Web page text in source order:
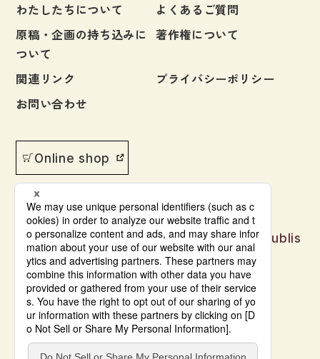
わたしたちについて
よくあるご質問
原稿・企画の持ち込みに
ついて
著作権について
関連リンク
プライバシーポリシー
お問い合わせ
Online shop
Japanese language learning materials publis
hed by Bonjinsha
© Bonjinsha Co., LTD. All Rights Reserved.